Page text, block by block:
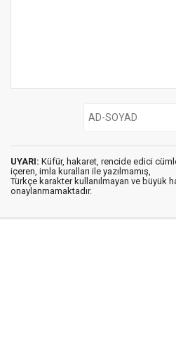
UYARI: Küfür, hakaret, rencide edici
içeren, imla kuralları ile yazılmamış,
Türkçe karakter kullanılmayan ve büyük
onaylanmamaktadır.